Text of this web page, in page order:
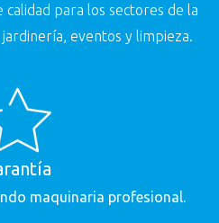
para los sectores de la
eventos y limpieza.
maquinaria profesional.
en los términos previstos en la
de Privacidad
para recibir comunicaciones
de Privacidad